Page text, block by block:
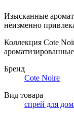
Изысканные
неизменно
Коллекция Cote
Бренд
Cote Noire
Вид товара
спрей для